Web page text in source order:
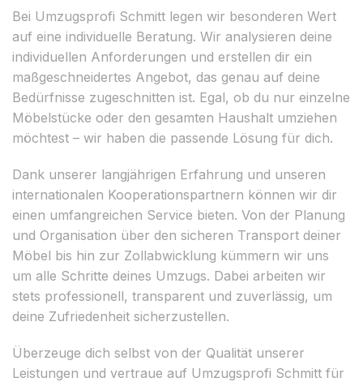
Bei Umzugsprofi Schmitt legen wir besonderen Wert
auf eine individuelle Beratung. Wir analysieren deine
individuellen Anforderungen und erstellen dir ein
maßgeschneidertes Angebot, das genau auf deine
Bedürfnisse zugeschnitten ist. Egal, ob du nur einzelne
Möbelstücke oder den gesamten Haushalt umziehen
möchtest – wir haben die passende Lösung für dich.
Dank unserer langjährigen Erfahrung und unseren
internationalen Kooperationspartnern können wir dir
einen umfangreichen Service bieten. Von der Planung
und Organisation über den sicheren Transport deiner
Möbel bis hin zur Zollabwicklung kümmern wir uns
um alle Schritte deines Umzugs. Dabei arbeiten wir
stets professionell, transparent und zuverlässig, um
deine Zufriedenheit sicherzustellen.
Überzeuge dich selbst von der Qualität unserer
Leistungen und vertraue auf Umzugsprofi Schmitt für